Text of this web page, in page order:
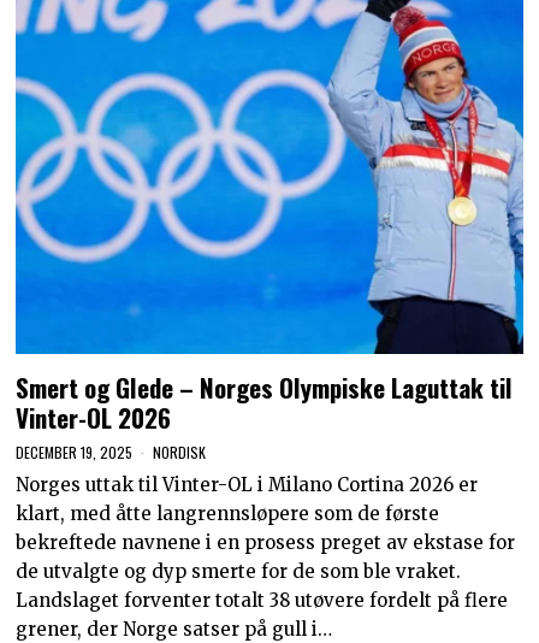
Smert og Glede – Norges Olympiske Laguttak til
Vinter-OL 2026
DECEMBER 19, 2025 NORDISK
Norges uttak til Vinter-OL i Milano Cortina 2026 er
klart, med åtte langrennsløpere som de første
bekreftede navnene i en prosess preget av ekstase for
de utvalgte og dyp smerte for de som ble vraket.
Landslaget forventer totalt 38 utøvere fordelt på flere
grener, der Norge satser på gull i…